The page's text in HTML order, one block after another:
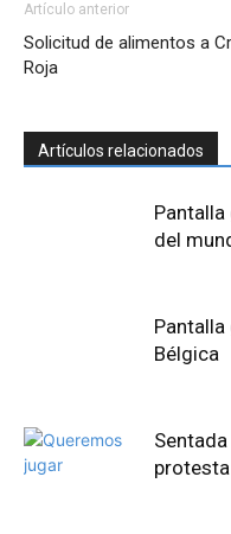
Artículo anterior
Solicitud de alimentos a
Roja
Artículos relacionados
del
Pantalla
Bélgica
protesta